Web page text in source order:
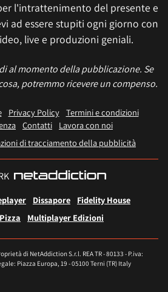
l'intrattenimento del presente e
ad essere stupiti ogni giorno con
live e produzioni geniali.
al momento della pubblicazione. Se
potremmo ricevere un compenso.
Privacy Policy
Termini e condizioni
Contatti
Lavora con noi
di tracciamento della pubblicità
Dissapore
Fidelity House
Multiplayer Edizioni
di NetAddiction S.r.l. REA TR - 80133 - P.iva:
Piazza Europa, 19 - 05100 Terni (TR) Italy